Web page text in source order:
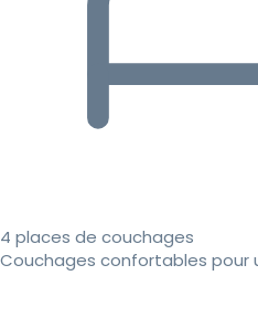
4 places de couchages
Couchages confortables pour